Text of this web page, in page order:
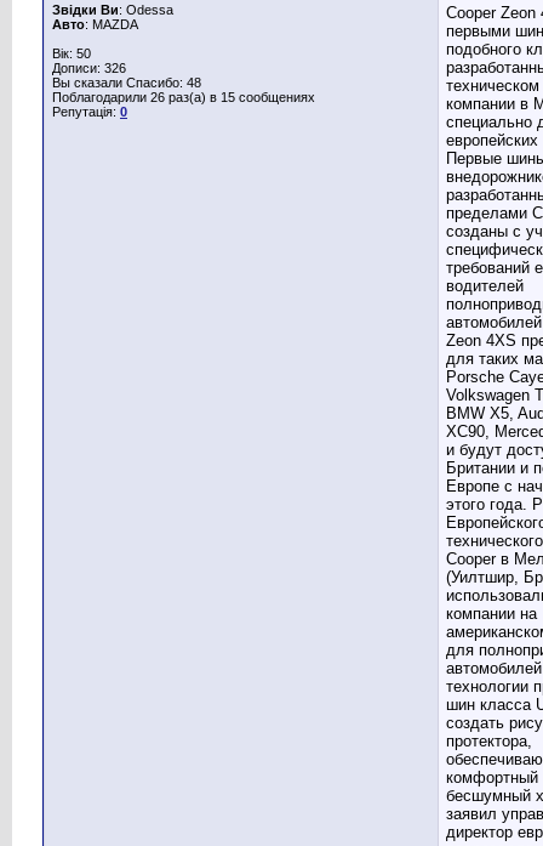
Звідки Ви: Odessa
Авто: MAZDA
Вік: 50
Дописи: 326
Вы сказали Спасибо: 48
Поблагодарили 26 раз(а) в 15 сообщениях
Репутація: 0
Cooper Zeon
первыми
подобного
техническом
компании в
специально
европейских
Первые
пределами
созданы с
требований
водителей
Zeon 4XS
для таких
Porsche
Volkswagen
BMW X5,
XC90,
и будут
Британии и
Европе с
этого года.
Cooper в
(Уилтшир,
компании на
для
технологии
шин класса
создать
протектора,
комфортный
бесшумный
заявил
директор